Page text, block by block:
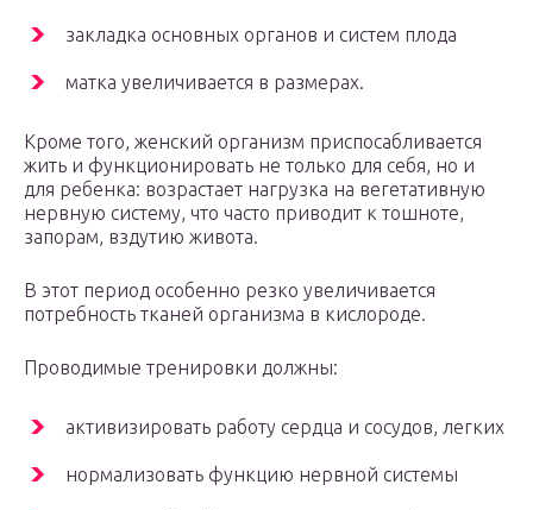
закладка основных органов и систем плода
матка увеличивается в размерах.
Кроме того, женский организм приспосабливается
жить и функционировать не только для себя, но и
для ребенка: возрастает нагрузка на вегетативную
нервную систему, что часто приводит к тошноте,
запорам, вздутию живота.
В этот период особенно резко увеличивается
потребность тканей организма в кислороде.
Проводимые тренировки должны:
активизировать работу сердца и сосудов, легких
нормализовать функцию нервной системы